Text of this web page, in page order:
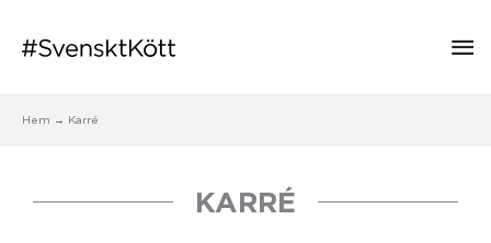
Hem Karré
KARRÉ